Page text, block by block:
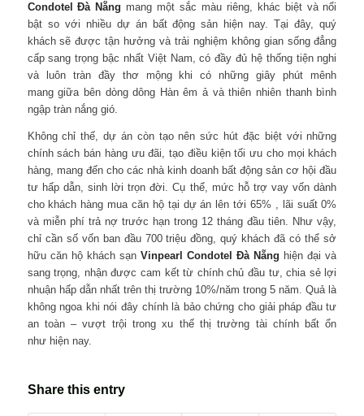
Condotel Đà Nẵng mang một sắc màu riêng, khác biệt và nổi
bật so với nhiều dự án bất động sản hiện nay. Tại đây, quý
khách sẽ được tận hưởng và trải nghiệm không gian sống đẳng
cấp sang trọng bậc nhất Việt Nam, có đầy đủ hệ thống tiện nghi
và luôn tràn đầy thơ mộng khi có những giây phút mênh
mang giữa bên dòng dông Hàn êm ả và thiên nhiên thanh bình
ngập tràn nắng gió.
Không chỉ thế, dự án còn tạo nên sức hút đặc biệt với những
chính sách bán hàng ưu đãi, tạo điều kiện tối ưu cho mọi khách
hàng, mang đến cho các nhà kinh doanh bất động sản cơ hội đầu
tư hấp dẫn, sinh lời trọn đời. Cụ thể, mức hỗ trợ vay vốn dành
cho khách hàng mua căn hộ tại dự án lên tới 65% , lãi suất 0%
và miễn phí trả nợ trước hạn trong 12 tháng đầu tiên. Như vậy,
chỉ cần số vốn ban đầu 700 triệu đồng, quý khách đã có thể sở
hữu căn hộ khách sạn Vinpearl Condotel Đà Nẵng hiện đại và
sang trọng, nhận được cam kết từ chính chủ đầu tư, chia sẻ lợi
nhuận hấp dẫn nhất trên thị trường 10%/năm trong 5 năm. Quả là
không ngoa khi nói đây chính là bảo chứng cho giải pháp đầu tư
an toàn – vượt trội trong xu thế thị trường tài chính bất ổn
như hiện nay.
Share this entry